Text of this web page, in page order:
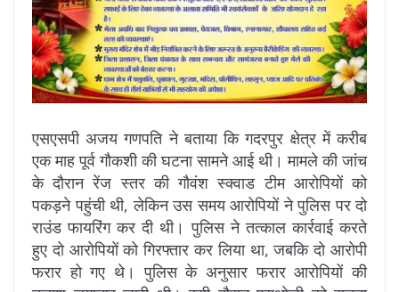
एसएसपी अजय गणपति ने बताया कि गदरपुर क्षेत्र में करीब
एक माह पूर्व गौकशी की घटना सामने आई थी। मामले की जांच
के दौरान रेंज स्तर की गौवंश स्क्वाड टीम आरोपियों को
पकड़ने पहुंची थी, लेकिन उस समय आरोपियों ने पुलिस पर दो
राउंड फायरिंग कर दी थी। पुलिस ने तत्काल कार्रवाई करते
हुए दो आरोपियों को गिरफ्तार कर लिया था, जबकि दो आरोपी
फरार हो गए थे। पुलिस के अनुसार फरार आरोपियों की